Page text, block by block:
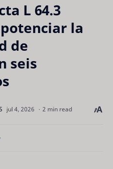
L 64.3
la
de
seis
2 min read